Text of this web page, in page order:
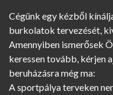
Cégünk egy kézből
burkolatok tervezését,
Amennyiben ismerősek
keressen tovább, kérjen
beruházásra még ma:
A sportpálya terveken